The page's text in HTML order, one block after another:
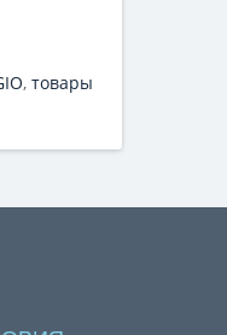
, товары